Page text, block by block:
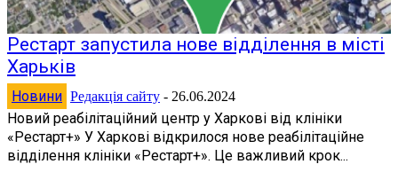
Рестарт запустила нове відділення в місті
Харьків
Новини Редакція сайту - 26.06.2024
Новий реабілітаційний центр у Харкові від клініки
«Рестарт+» У Харкові відкрилося нове реабілітаційне
відділення клініки «Рестарт+». Це важливий крок...